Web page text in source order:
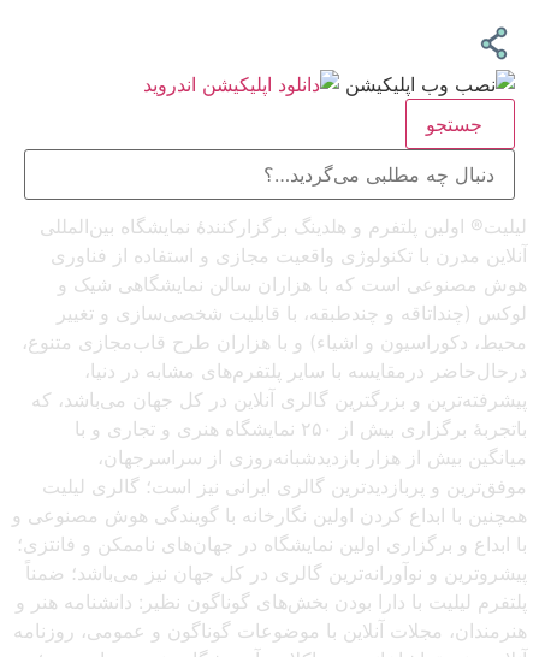
جستجو
لیلیت® اولین پلتفرم و هلدینگ برگزارکنندهٔ نمایشگاه بین‌المللی
آنلاین مدرن با تکنولوژی واقعیت مجازی و استفاده از فناوری
هوش مصنوعی است که با هزاران سالن نمایشگاهی شیک و
لوکس (چنداتاقه و چندطبقه، با قابلیت شخصی‌سازی و تغییر
محیط، دکوراسیون و اشیاء) و با هزاران طرح قاب‌مجازی متنوع،
درحال‌حاضر درمقایسه با سایر پلتفرم‌های مشابه در دنیا،
پیشرفته‌ترین و بزرگترین گالری آنلاین در کل جهان می‌باشد، که
باتجربهٔ برگزاری بیش از ۲۵۰ نمایشگاه هنری و تجاری و با
میانگین بیش از هزار بازدیدشبانه‌روزی از سراسرجهان،
موفق‌ترین و پربازدیدترین گالری ایرانی نیز است؛ گالری لیلیت
همچنین با ابداع کردن اولین نگارخانه با گویندگی هوش مصنوعی و
با ابداع و برگزاری اولین نمایشگاه در جهان‌های ناممکن و فانتزی؛
پیشروترین و نوآورانه‌ترین گالری در کل جهان نیز می‌باشد؛ ضمناً
پلتفرم لیلیت با دارا بودن بخش‌های گوناگون نظیر: دانشنامه هنر و
هنرمندان، مجلات آنلاین با موضوعات گوناگون و عمومی، روزنامه